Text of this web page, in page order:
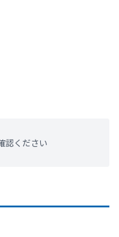
認ください